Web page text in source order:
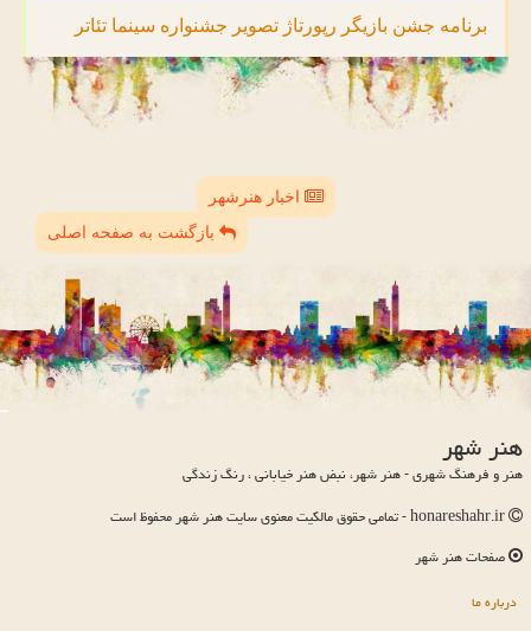
برنامه جشن بازیگر رپورتاژ تصویر جشنواره سینما تئاتر
اخبار هنرشهر
بازگشت به صفحه اصلی
هنر شهر
هنر و فرهنگ شهری - هنر شهر، نبض هنر خیابانی ، رنگ زندگی
صفحات هنر شهر
درباره ما